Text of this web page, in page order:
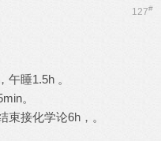
127#
午睡1.5h 。
。
束接化学论6h，。